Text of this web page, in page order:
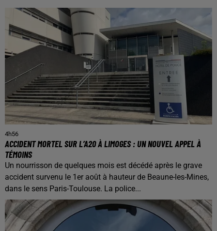
4h56
ACCIDENT MORTEL SUR L’A20 À LIMOGES : UN NOUVEL APPEL À
TÉMOINS
Un nourrisson de quelques mois est décédé après le grave
accident survenu le 1er août à hauteur de Beaune-les-Mines,
dans le sens Paris-Toulouse. La police...